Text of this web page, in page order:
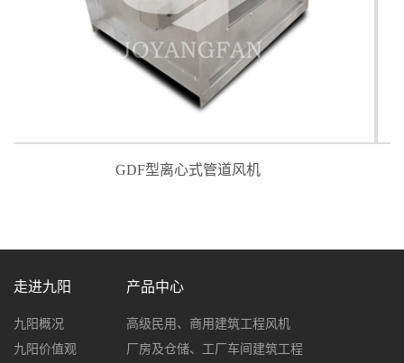
ISQ系列无蜗壳离心风机
走进九阳
九阳概况
九阳价值观
产品中心
高级民用、商用建筑工程风机
厂房及仓储、工厂车间建筑工程